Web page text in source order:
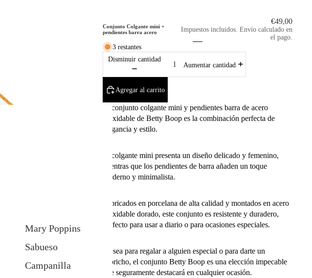
Mary Poppins
Sabueso
Campanilla
Conjunto Colgante mini +
pendientes barra acero
€49,00
Impuestos incluidos. Envío calculado en
el pago.
3 restantes
Disminuir cantidad
Aumentar cantidad
Agregar al carrito
El conjunto colgante mini y pendientes barra de acero
inoxidable de Betty Boop es la combinación perfecta de
elegancia y estilo.
El colgante mini presenta un diseño delicado y femenino,
mientras que los pendientes de barra añaden un toque
moderno y minimalista.
Fabricados en porcelana de alta calidad y montados en acero
inoxidable dorado, este conjunto es resistente y duradero,
perfecto para usar a diario o para ocasiones especiales.
Ya sea para regalar a alguien especial o para darte un
capricho, el conjunto Betty Boop es una elección impecable
que seguramente destacará en cualquier ocasión.